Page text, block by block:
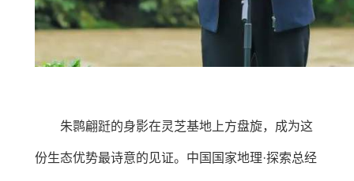
朱鹮翩跹的身影在灵芝基地上方盘旋，成为这
份生态优势最诗意的见证。中国国家地理·探索总经